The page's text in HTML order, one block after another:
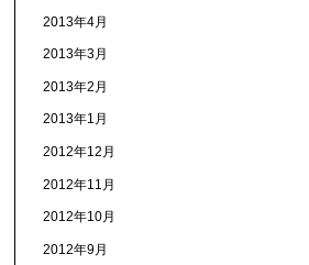
2013年4月
2013年3月
2013年2月
2013年1月
2012年12月
2012年11月
2012年10月
2012年9月